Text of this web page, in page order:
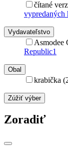
čítané
vypredaných
Vydavateľstvo
Asmodee
Republic1
Obal
krabička
Zúžiť výber
Zoradiť